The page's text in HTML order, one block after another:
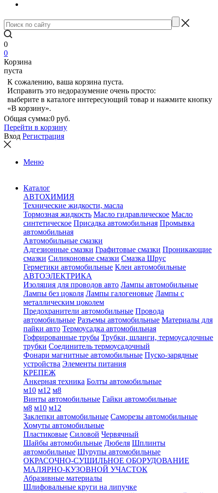
0
0
Корзина
пуста
К сожалению, ваша корзина пуста.
Исправить это недоразумение очень просто:
выберите в каталоге интересующий товар и нажмите кнопку
«В корзину».
Общая сумма:0 руб.
Перейти в корзину
Вход Регистрация
Меню
Каталог
АВТОХИМИЯ
Технические жидкости, масла
Тормозная жидкость Масло гидравлическое Масло
синтетическое Присадка автомобильная Промывка
автомобильная
Автомобильные смазки
Адгезионные смазки Графитовые смазки Проникающие
смазки Силиконовые смазки Смазка Шрус
Герметики автомобильные Клеи автомобильные
АВТОЭЛЕКТРИКА
Изоляция для проводов авто Лампы автомобильные
Лампы без цоколя Лампы галогеновые Лампы с
металлическим цоколем
Предохранители автомобильные Провода
автомобильные Разъемы автомобильные Материалы для
пайки авто Термоусадка автомобильная
Гофрированные трубы Трубки, шланги, термоусадочные
трубки Соединитель термоусадочный
Фонари магнитные автомобильные Пуско-зарядные
устройства Элементы питания
КРЕПЕЖ
Анкерная техника Болты автомобильные
м10 м12 м8
Винты автомобильные Гайки автомобильные
м8 м10 м12
Заклепки автомобильные Саморезы автомобильные
Хомуты автомобильные
Пластиковые Силовой Червячный
Шайбы автомобильные Дюбеля Шплинты
автомобильные Шурупы автомобильные
ОКРАСОЧНО-СУШИЛЬНОЕ ОБОРУДОВАНИЕ
МАЛЯРНО-КУЗОВНОЙ УЧАСТОК
Абразивные материалы
Шлифовальные круги на липучке